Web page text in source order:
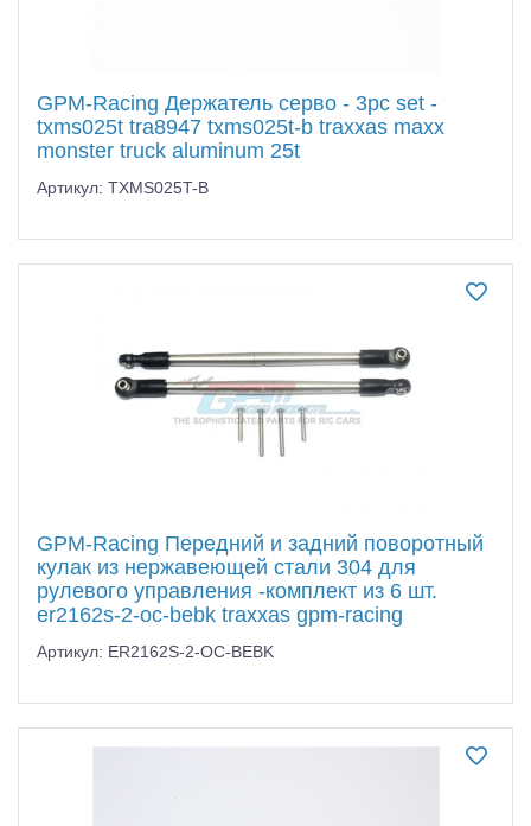
Аккумуляторы и батарейки
Технические жидкости
Оптовая продажа запчастей для моделей
GPM-Racing Держатель серво - 3pc set -
txms025t tra8947 txms025t-b traxxas maxx
monster truck aluminum 25t
Артикул: TXMS025T-B
GPM-Racing Передний и задний поворотный
кулак из нержавеющей стали 304 для
рулевого управления -комплект из 6 шт.
er2162s-2-oc-bebk traxxas gpm-racing
Артикул: ER2162S-2-OC-BEBK